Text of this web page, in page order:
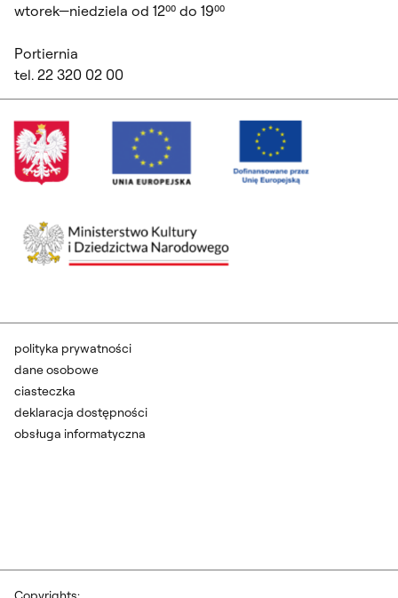
wtorek—niedziela od 12⁰⁰ do 19⁰⁰
Portiernia
tel. 22 320 02 00
polityka prywatności
dane osobowe
ciasteczka
deklaracja dostępności
obsługa informatyczna